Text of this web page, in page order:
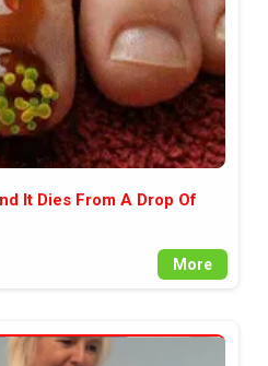
It Dies From A Drop Of
More